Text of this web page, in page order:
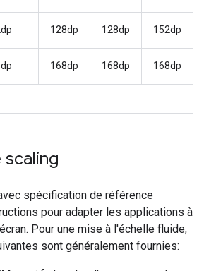
128dp 128dp 152dp
168dp 168dp 168dp
spécification de référence
pour adapter les applications à
Pour une mise à l'échelle fluide,
sont généralement fournies: